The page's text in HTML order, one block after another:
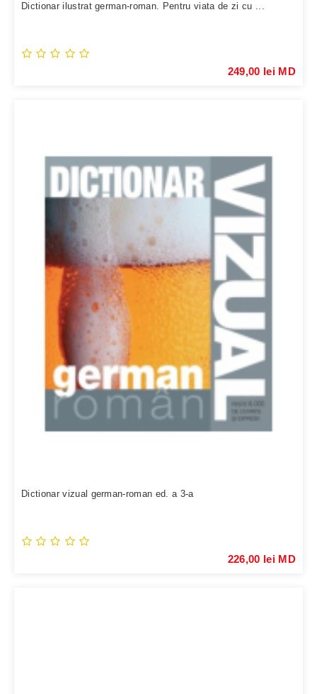
Dictionar ilustrat german-roman. Pentru viata de zi cu ...
249,00 lei MD
Dictionar vizual german-roman ed. a 3-a
226,00 lei MD